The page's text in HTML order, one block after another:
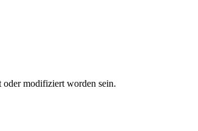
modifiziert worden sein.